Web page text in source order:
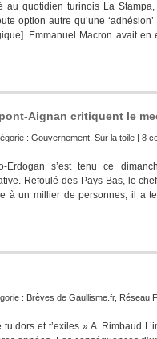
au quotidien turinois La
option autre qu’une
Emmanuel Macron avait
Aignan critiquent le
: Gouvernement Sur la toile | 8
Erdogan s’est tenu ce
Refoulé des Pays-Bas, le
à un millier de personnes, il a
: Brèves de Gaullisme.fr, Réseau
dors et t’exiles ».A. Rimbaud